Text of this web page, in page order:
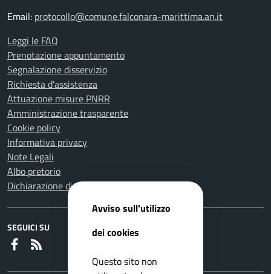
Email: protocollo@comune.falconara-marittima.an.it
Leggi le FAQ
Prenotazione appuntamento
Segnalazione disservizio
Richiesta d'assistenza
Attuazione misure PNRR
Amministrazione trasparente
Cookie policy
Informativa privacy
Note Legali
Albo pretorio
Dichiarazione di accessibilità
SEGUICI SU
Faceboook
Avviso sull'utilizzo
dei cookies
Questo sito non